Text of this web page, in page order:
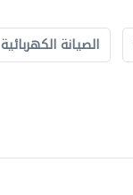
الصيانة الكهربائية